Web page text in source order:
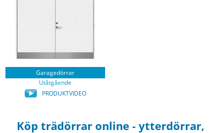
Garagedörrar
Utåtgående
PRODUKTVIDEO
Köp trädörrar online - ytterdörrar,